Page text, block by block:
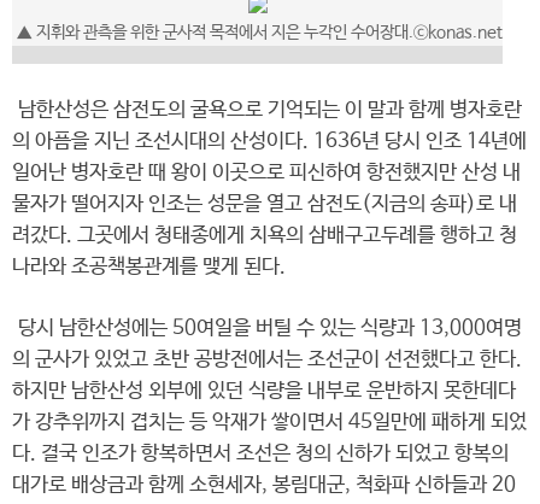
▲ 지휘와 관측을 위한 군사적 목적에서 지은 누각인 수어장대.ⓒkonas.net
남한산성은 삼전도의 굴욕으로 기억되는 이 말과 함께 병자호란
의 아픔을 지닌 조선시대의 산성이다. 1636년 당시 인조 14년에
일어난 병자호란 때 왕이 이곳으로 피신하여 항전했지만 산성 내
물자가 떨어지자 인조는 성문을 열고 삼전도(지금의 송파)로 내
려갔다. 그곳에서 청태종에게 치욕의 삼배구고두례를 행하고 청
나라와 조공책봉관계를 맺게 된다.
당시 남한산성에는 50여일을 버틸 수 있는 식량과 13,000여명
의 군사가 있었고 초반 공방전에서는 조선군이 선전했다고 한다.
하지만 남한산성 외부에 있던 식량을 내부로 운반하지 못한데다
가 강추위까지 겹치는 등 악재가 쌓이면서 45일만에 패하게 되었
다. 결국 인조가 항복하면서 조선은 청의 신하가 되었고 항복의
대가로 배상금과 함께 소현세자, 봉림대군, 척화파 신하들과 20